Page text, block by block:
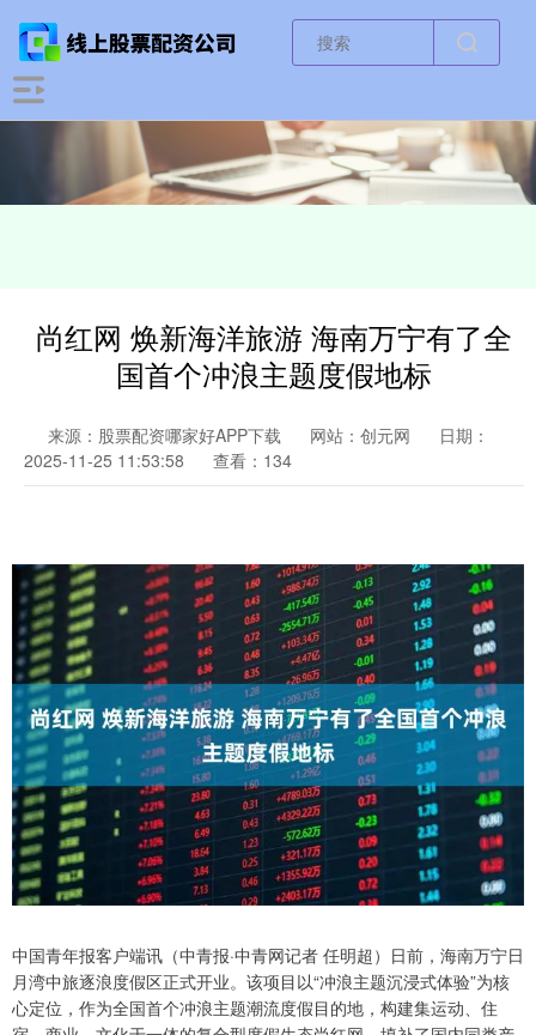
尚红网 焕新海洋旅游 海南万宁有了全
国首个冲浪主题度假地标
来源：股票配资哪家好APP下载 网站：创元网
日期：
2025-11-25 11:53:58
查看：134
中国青年报客户端讯（中青报·中青网记者 任明超）日前，海南万宁日
月湾中旅逐浪度假区正式开业。该项目以“冲浪主题沉浸式体验”为核
心定位，作为全国首个冲浪主题潮流度假目的地，构建集运动、住